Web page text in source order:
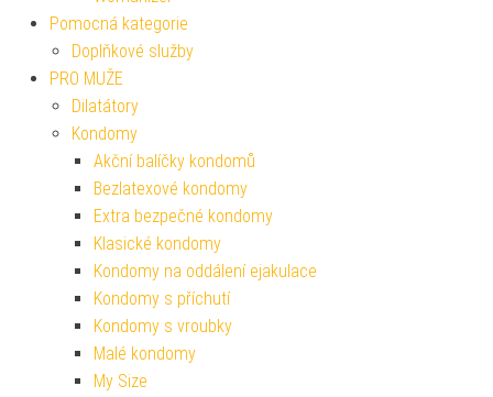
Pomocná kategorie
Doplňkové služby
PRO MUŽE
Dilatátory
Kondomy
Akční balíčky kondomů
Bezlatexové kondomy
Extra bezpečné kondomy
Klasické kondomy
Kondomy na oddálení ejakulace
Kondomy s příchutí
Kondomy s vroubky
Malé kondomy
My Size